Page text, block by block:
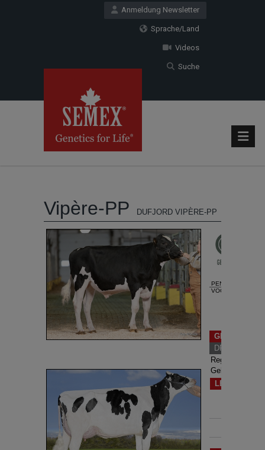
Anmeldung Newsletter
Sprache/Land
Videos
Suche